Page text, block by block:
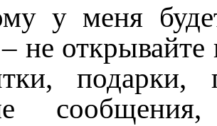
у меня
не
подарки,